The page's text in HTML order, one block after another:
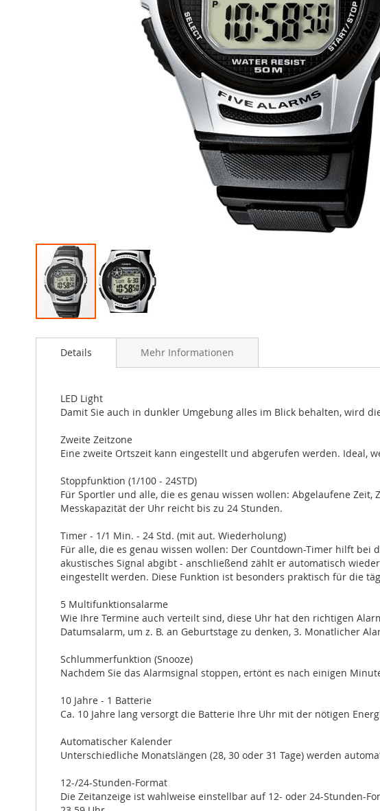
Anfang
Details
LED Light
Damit Sie auch in dunkler Umgebung alles im Blick behalten, wird
Zweite Zeitzone
Eine zweite Ortszeit kann eingestellt und abgerufen werden. Ideal,
Stoppfunktion (1/100 - 24STD)
Für Sportler und alle, die es genau wissen wollen: Abgelaufene
Messkapazität der Uhr reicht bis zu 24 Stunden.
Timer - 1/1 Min. - 24 Std. (mit aut. Wiederholung)
Für alle, die es genau wissen wollen: Der Countdown-Timer hilft
akustisches Signal abgibt - anschließend zählt er automatisch
eingestellt werden. Diese Funktion ist besonders praktisch für die
5 Multifunktionsalarme
Wie Ihre Termine auch verteilt sind, diese Uhr hat den richtigen
Datumsalarm, um z. B. an Geburtstage zu denken, 3. Monatlicher
Schlummerfunktion (Snooze)
Nachdem Sie das Alarmsignal stoppen, ertönt es nach einigen
10 Jahre - 1 Batterie
Ca. 10 Jahre lang versorgt die Batterie Ihre Uhr mit der nötigen
Automatischer Kalender
Unterschiedliche Monatslängen (28, 30 oder 31 Tage) werden
12-/24-Stunden-Format
Die Zeitanzeige ist wahlweise einstellbar auf 12- oder 24-Stunden-
Mehr Informationen